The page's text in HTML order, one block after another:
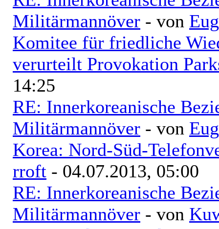
Militärmannöver - von
Komitee für friedliche
verurteilt Provokation
14:25
RE: Innerkoreanische
Militärmannöver - von
Korea: Nord-Süd-
rroft - 04.07.2013, 05:00
RE: Innerkoreanische
Militärmannöver - von